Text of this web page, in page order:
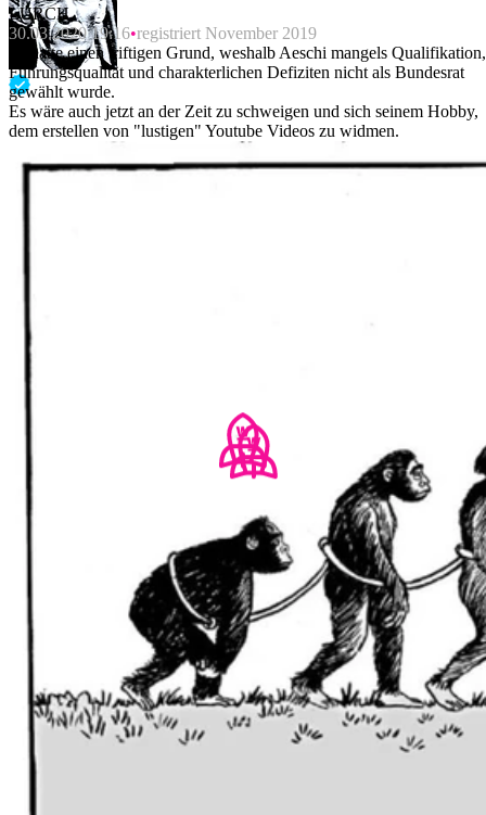
LURCH
30.03.2020 19:16 registriert November 2019
Es hatte einen triftigen Grund, weshalb Aeschi mangels Qualifikation,
Führungsqualität und charakterlichen Defiziten nicht als Bundesrat
gewählt wurde.
Es wäre auch jetzt an der Zeit zu schweigen und sich seinem Hobby,
dem erstellen von "lustigen" Youtube Videos zu widmen.